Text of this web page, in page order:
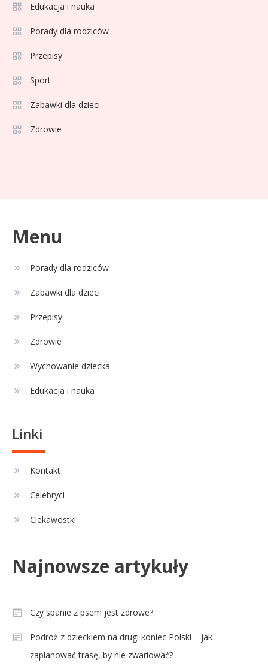
Ciekawostki
2
Celebryci
Adamek wiek: ile lat ma legenda
Edukacja i nauka
Porady dla rodziców
Przepisy
Sport
Zabawki dla dzieci
Zdrowie
Menu
Porady dla rodziców
Zabawki dla dzieci
Przepisy
Zdrowie
Wychowanie dziecka
Edukacja i nauka
Linki
Kontakt
Celebryci
Ciekawostki
Najnowsze artykuły
Czy spanie z psem jest zdrowe?
Podróż z dzieckiem na drugi koniec Polski – jak
zaplanować trasę, by nie zwariować?